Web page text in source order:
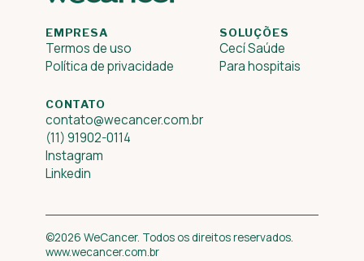
EMPRESA
Termos de uso
Política de privacidade
SOLUÇÕES
Cecí Saúde
Para hospitais
CONTATO
contato@wecancer.com.br
(11) 91902-0114
Instagram
Linkedin
©2026 WeCancer. Todos os direitos reservados.
www.wecancer.com.br